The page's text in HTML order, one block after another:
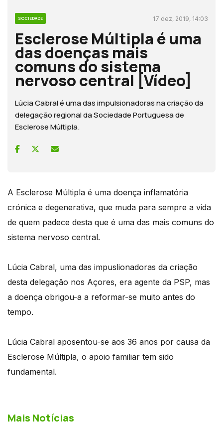
SOCIEDADE 17 dez, 2019, 14:03
Esclerose Múltipla é uma
das doenças mais
comuns do sistema
nervoso central [Vídeo]
Lúcia Cabral é uma das impulsionadoras na criação da
delegação regional da Sociedade Portuguesa de
Esclerose Múltipla.
A Esclerose Múltipla é uma doença inflamatória
crónica e degenerativa, que muda para sempre a vida
de quem padece desta que é uma das mais comuns do
sistema nervoso central.
Lúcia Cabral, uma das impuslionadoras da criação
desta delegação nos Açores, era agente da PSP, mas
a doença obrigou-a a reformar-se muito antes do
tempo.
Lúcia Cabral aposentou-se aos 36 anos por causa da
Esclerose Múltipla, o apoio familiar tem sido
fundamental.
Mais Notícias